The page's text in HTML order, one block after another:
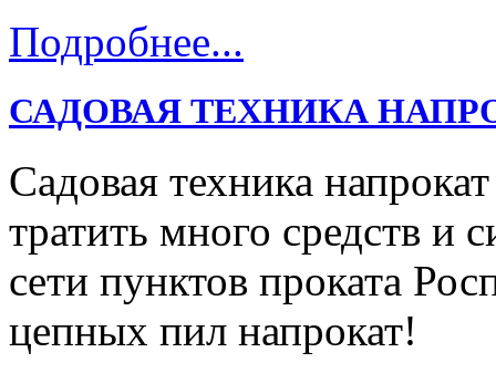
Подробнее...
САДОВАЯ ТЕХНИКА
Садовая техника
тратить много средств и
сети пунктов проката
цепных пил напрокат!